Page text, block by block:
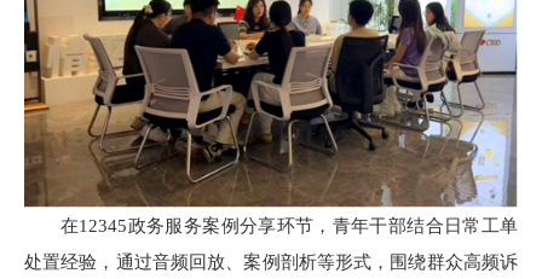
在12345政务服务案例分享环节，青年干部结合日常工单
处置经验，通过音频回放、案例剖析等形式，围绕群众高频诉